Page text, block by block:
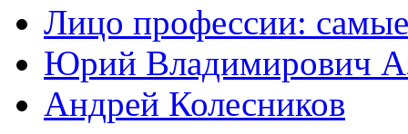
Лицо профессии:
Юрий Владимирович
Андрей Колесников